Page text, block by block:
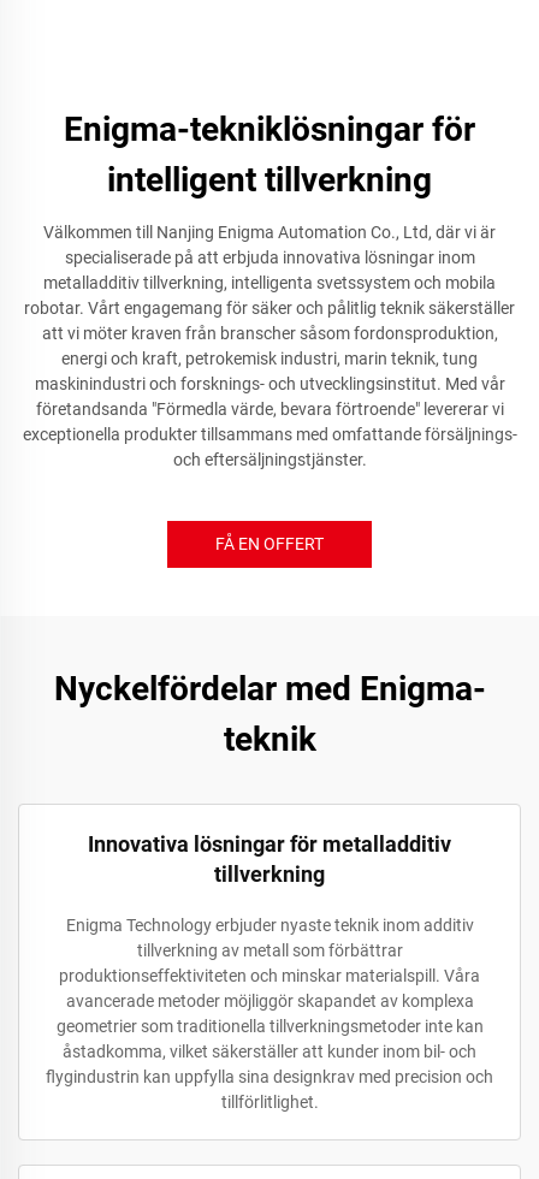
Enigma-tekniklösningar för
intelligent tillverkning
Välkommen till Nanjing Enigma Automation Co., Ltd, där vi är
specialiserade på att erbjuda innovativa lösningar inom
metalladditiv tillverkning, intelligenta svetssystem och mobila
robotar. Vårt engagemang för säker och pålitlig teknik säkerställer
att vi möter kraven från branscher såsom fordonsproduktion,
energi och kraft, petrokemisk industri, marin teknik, tung
maskinindustri och forsknings- och utvecklingsinstitut. Med vår
företandsanda "Förmedla värde, bevara förtroende" levererar vi
exceptionella produkter tillsammans med omfattande försäljnings-
och eftersäljningstjänster.
FÅ EN OFFERT
Nyckelfördelar med Enigma-
teknik
Innovativa lösningar för metalladditiv
tillverkning
Enigma Technology erbjuder nyaste teknik inom additiv
tillverkning av metall som förbättrar
produktionseffektiviteten och minskar materialspill. Våra
avancerade metoder möjliggör skapandet av komplexa
geometrier som traditionella tillverkningsmetoder inte kan
åstadkomma, vilket säkerställer att kunder inom bil- och
flygindustrin kan uppfylla sina designkrav med precision och
tillförlitlighet.